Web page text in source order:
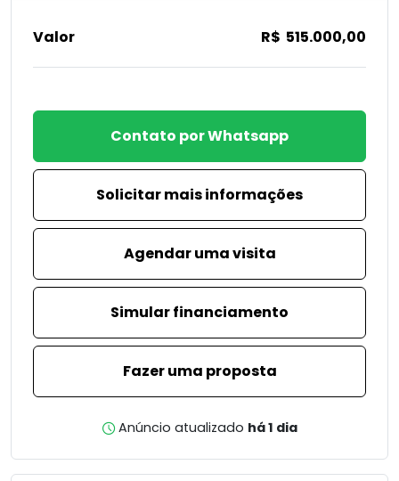
Valor R$ 515.000,00
Contato por Whatsapp
Solicitar mais informações
Agendar uma visita
Simular financiamento
Fazer uma proposta
Anúncio atualizado há 1 dia